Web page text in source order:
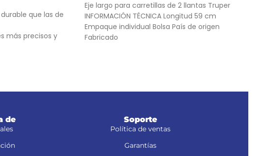
que las de
más precisos y
Eje largo para carretillas de 2 llantas Truper
INFORMACIÓN TÉCNICA Longitud 59 cm
Empaque individual Bolsa País de origen
Fabricado
de Soporte
Política de ventas
Garantías